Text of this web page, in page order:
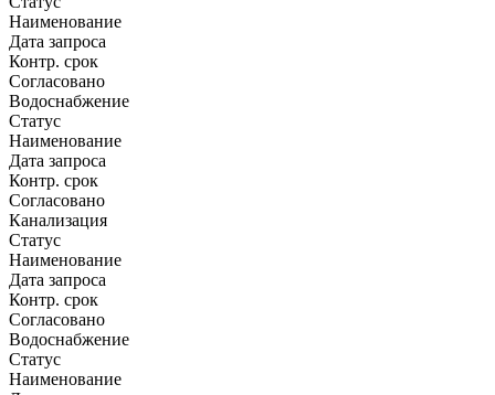
Наименование
Дата запроса
Контр. срок
Согласовано
Водоснабжение
Статус
Наименование
Дата запроса
Контр. срок
Согласовано
Канализация
Статус
Наименование
Дата запроса
Контр. срок
Согласовано
Водоснабжение
Статус
Наименование